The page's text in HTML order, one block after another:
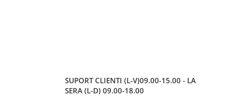
SUPORT CLIENTI (L-V)09.00-15.00 - LA
SERA (L-D) 09.00-18.00